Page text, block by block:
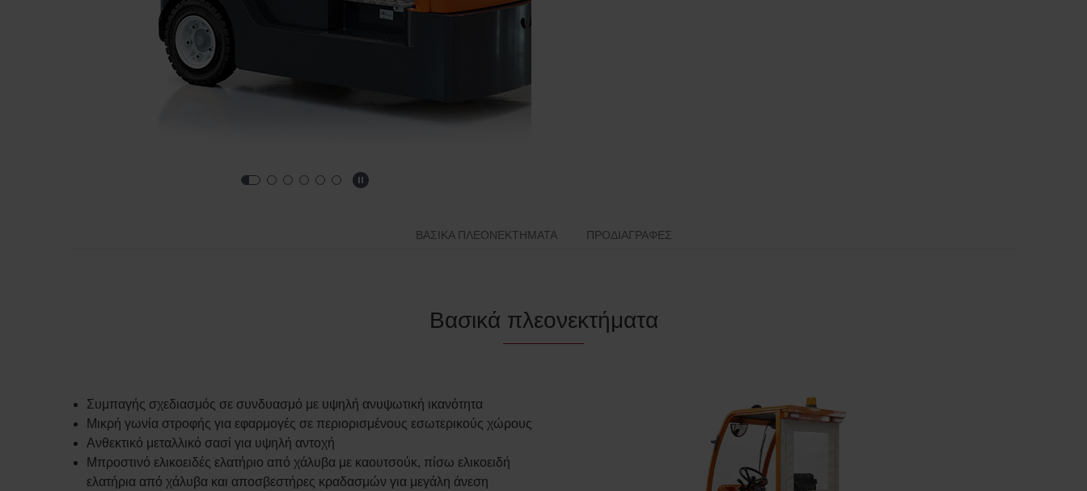
ΒΑΣΙΚΆ ΠΛΕΟΝΕΚΤΉΜΑΤΑ ΠΡΟΔΙΑΓΡΑΦΈΣ
Βασικά πλεονεκτήματα
Συμπαγής σχεδιασμός σε συνδυασμό με υψηλή ανυψωτική ικανότητα
Μικρή γωνία στροφής για εφαρμογές σε περιορισμένους εσωτερικούς χώρους
Ανθεκτικό μεταλλικό σασί για υψηλή αντοχή
Μπροστινό ελικοειδές ελατήριο από χάλυβα με καουτσούκ, πίσω ελικοειδή
ελατήρια από χάλυβα και αποσβεστήρες κραδασμών για μεγάλη άνεση